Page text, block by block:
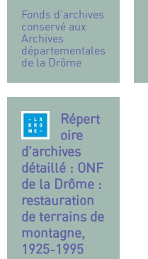
Fonds d’archives
conservé aux
Archives
départementales
de la Drôme
Répert
oire
d’archives
détaillé : ONF
de la Drôme :
restauration
de terrains de
montagne,
1925-1995